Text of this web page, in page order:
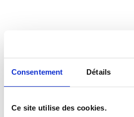
Consentement Détails
Ce site utilise des cookies.